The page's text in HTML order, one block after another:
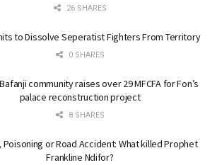
26 SHARES
to Dissolve Seperatist Fighters From Territory
0 SHARES
community raises over 29 MFCFA for Fon’s
palace reconstruction project
8 SHARES
Poisoning or Road Accident: What killed Prophet
Frankline Ndifor?